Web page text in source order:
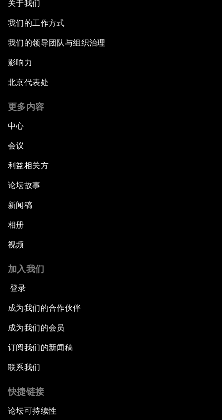
关于我们
我们的工作方式
我们的领导团队与组织治理
影响力
北京代表处
更多内容
中心
会议
利益相关方
论坛故事
新闻稿
相册
视频
加入我们
登录
成为我们的合作伙伴
成为我们的会员
订阅我们的新闻稿
联系我们
快捷链接
论坛可持续性